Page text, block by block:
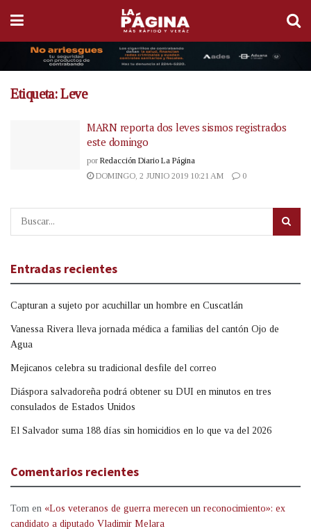
Etiqueta:Leve
MARN reporta dos leves sismos registrados
este domingo
por Redacción Diario La Página
DOMINGO, 2 JUNIO 2019 10:21 AM
0
Entradas recientes
Capturan a sujeto por acuchillar un hombre en Cuscatlán
Vanessa Rivera lleva jornada médica a familias del cantón Ojo de
Agua
Mejicanos celebra su tradicional desfile del correo
Diáspora salvadoreña podrá obtener su DUI en minutos en tres
consulados de Estados Unidos
El Salvador suma 188 días sin homicidios en lo que va del 2026
Comentarios recientes
Tom en «Los veteranos de guerra merecen un reconocimiento»: ex
candidato a diputado Vladimir Melara